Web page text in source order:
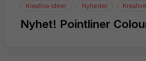
Kreativa idéer Nyheder
Nyhet! Pointliner